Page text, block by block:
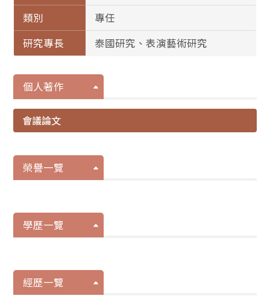
類別
專任
研究專長
泰國研究、表演藝術研究
個人著作
會議論文
榮譽一覽
學歷一覽
經歷一覽